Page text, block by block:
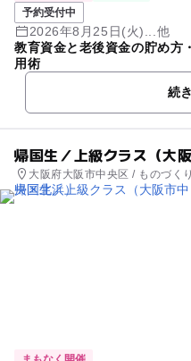
予約受付中
2026年8月25日(火)...他
教育資金と老後資金の貯め方
用術
続
帰国生／上級クラス（大
大阪府大阪市中央区 / ものづく